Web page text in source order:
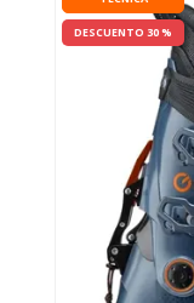
DESCUENTO 30 %